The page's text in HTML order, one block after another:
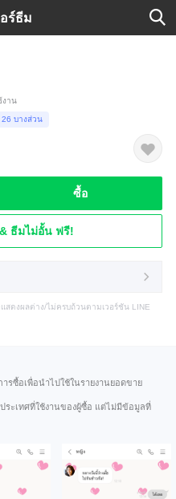
อร์ธีม
งาน
26 บางส่วน
ซื้อ
ธีมไม่อั้น ฟรี!
สดงผลต่าง/ไม่ครบถ้วนตามเวอร์ชัน LINE
ารซื้อเพื่อนำไปใช้ในรายงานยอดขาย
ระเทศที่ใช้งานของผู้ซื้อ แต่ไม่มีข้อมูลที่